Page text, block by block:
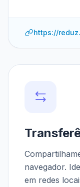
https://
navegador.
em redes